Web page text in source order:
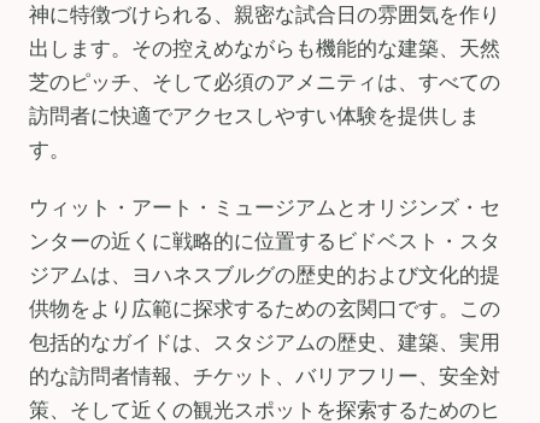
神に特徴づけられる、親密な試合日の雰囲気を作り
出します。その控えめながらも機能的な建築、天然
芝のピッチ、そして必須のアメニティは、すべての
訪問者に快適でアクセスしやすい体験を提供しま
す。
ウィット・アート・ミュージアムとオリジンズ・セ
ンターの近くに戦略的に位置するビドベスト・スタ
ジアムは、ヨハネスブルグの歴史的および文化的提
供物をより広範に探求するための玄関口です。この
包括的なガイドは、スタジアムの歴史、建築、実用
的な訪問者情報、チケット、バリアフリー、安全対
策、そして近くの観光スポットを探索するためのヒ